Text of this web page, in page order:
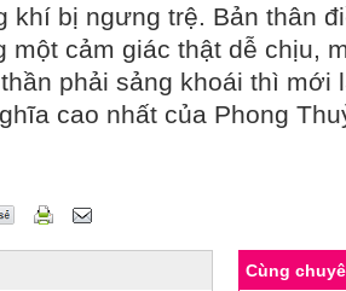
khí bị ngưng trệ. Bản thân
một cảm giác thật dễ chịu,
phải sảng khoái thì mới
cao nhất của Phong
Cùng